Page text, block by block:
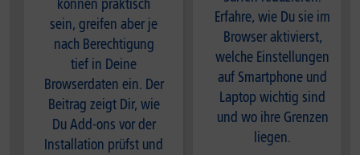
können praktisch
sein, greifen aber je
nach Berechtigung
tief in Deine
Browserdaten ein. Der
Beitrag zeigt Dir, wie
Du Add-ons vor der
Installation prüfst und
Erfahre, wie Du sie im
Browser aktivierst,
welche Einstellungen
auf Smartphone und
Laptop wichtig sind
und wo ihre Grenzen
liegen.